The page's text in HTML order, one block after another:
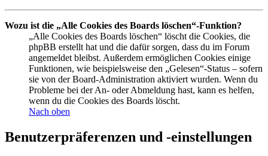
Wozu ist die „Alle Cookies des Boards löschen“-Funktion?
„Alle Cookies des Boards löschen“ löscht die Cookies, die
phpBB erstellt hat und die dafür sorgen, dass du im Forum
angemeldet bleibst. Außerdem ermöglichen Cookies einige
Funktionen, wie beispielsweise den „Gelesen“-Status – sofern
sie von der Board-Administration aktiviert wurden. Wenn du
Probleme bei der An- oder Abmeldung hast, kann es helfen,
wenn du die Cookies des Boards löscht.
Nach oben
Benutzerpräferenzen und -einstellungen